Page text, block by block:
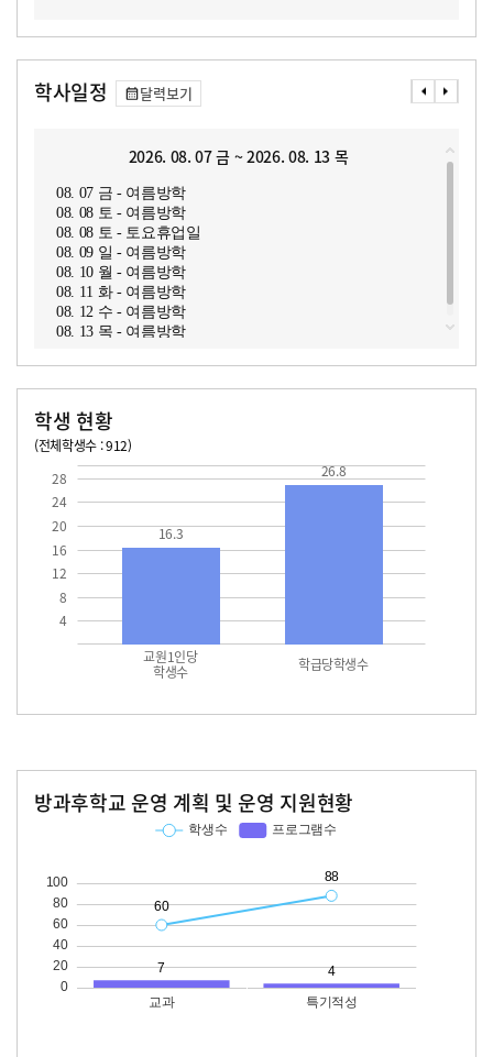
학사일정 달력보기
2026. 08. 07 금 ~ 2026. 08. 13 목
08. 07 금 - 여름방학
08. 08 토 - 여름방학
08. 08 토 - 토요휴업일
08. 09 일 - 여름방학
08. 10 월 - 여름방학
08. 11 화 - 여름방학
08. 12 수 - 여름방학
08. 13 목 - 여름방학
학생 현황
(전체학생수 : 912)
4
8
12
16
20
24
28
교원1인당
학생수 학급당학생수
16.3
26.8
방과후학교 운영 계획 및 운영 지원현황